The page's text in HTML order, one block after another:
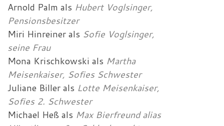
Arnold Palm als Hubert Voglsinger,
Pensionsbesitzer
Miri Hinreinerals Sofie Voglsinger,
seine Frau
Mona Krischkowski als Martha
Meisenkaiser, Sofies Schwester
Juliane Billerals Lotte Meisenkaiser,
Sofies 2. Schwester
Michael Heß als Max Bierfreund alias